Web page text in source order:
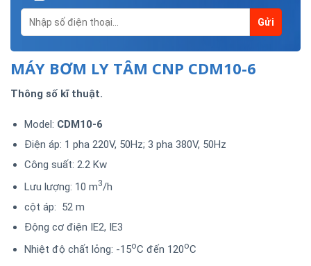
MÁY BƠM LY TÂM CNP CDM10-6
Thông số kĩ thuật.
Model: CDM10-6
Điện áp: 1 pha 220V, 50Hz; 3 pha 380V, 50Hz
Công suất: 2.2 Kw
Lưu lượng: 10 m3/h
cột áp: 52 m
Động cơ điện IE2, IE3
Nhiệt độ chất lỏng: -15oC đến 120oC